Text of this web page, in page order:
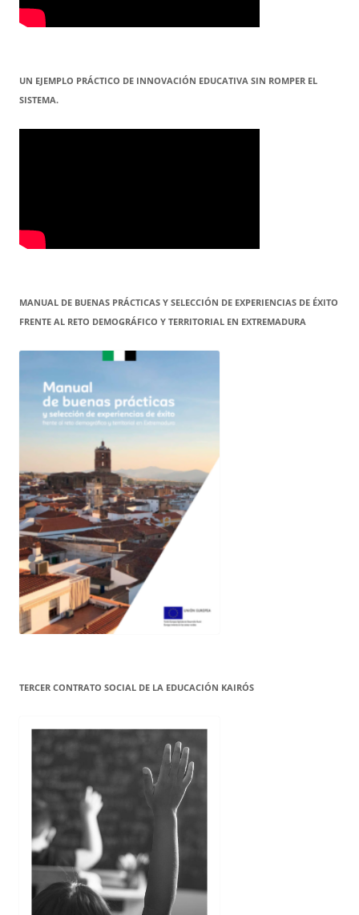
UN EJEMPLO PRÁCTICO DE INNOVACIÓN EDUCATIVA SIN ROMPER EL
SISTEMA.
MANUAL DE BUENAS PRÁCTICAS Y SELECCIÓN DE EXPERIENCIAS DE ÉXITO
FRENTE AL RETO DEMOGRÁFICO Y TERRITORIAL EN EXTREMADURA
TERCER CONTRATO SOCIAL DE LA EDUCACIÓN KAIRÓS